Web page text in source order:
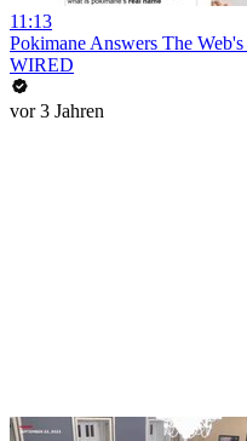
11:13
Pokimane Answers The
WIRED
vor 3 Jahren